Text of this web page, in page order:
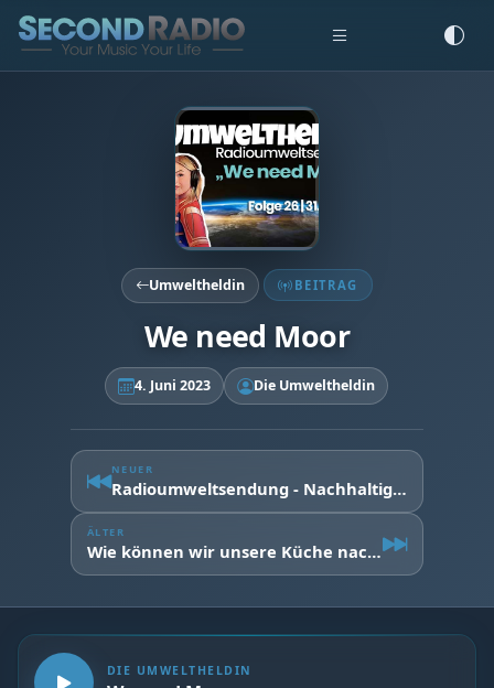
Umweltheldin BEITRAG
We need Moor
4. Juni 2023 Die Umweltheldin
NEUER
Radioumweltsendung - Nachhaltige Jobs
ÄLTER
Wie können wir unsere Küche nachhaltiger gestalten?
DIE UMWELTHELDIN